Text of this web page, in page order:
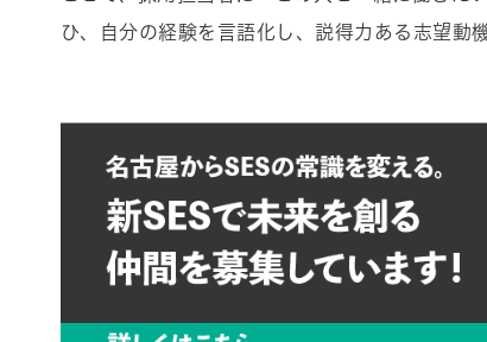
ひ、自分の経験を言語化し、説得力ある志望動